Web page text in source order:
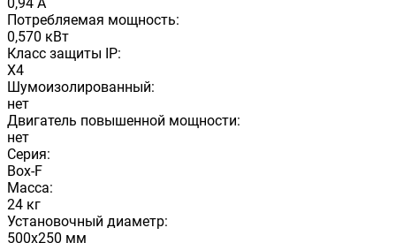
Потребляемая мощность:
0,570 кВт
Класс защиты IP:
X4
Шумоизолированный:
нет
Двигатель повышенной мощности:
нет
Серия:
Box-F
Масса:
24 кг
Установочный диаметр:
500x250 мм